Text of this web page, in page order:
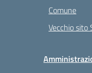
Comune
Vecchio sito